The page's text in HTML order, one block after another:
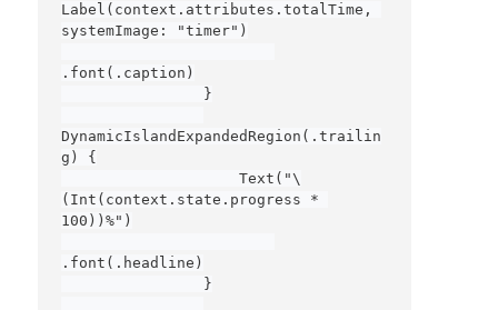
Label(context.attributes.totalTime,
systemImage: "timer")
.font(.caption)
DynamicIslandExpandedRegion(.trailin
g) {
                    Text("\
(Int(context.state.progress *
100))%")
.font(.headline)